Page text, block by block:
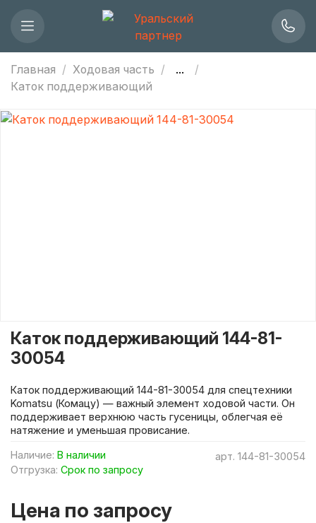
Главная Ходовая часть
...
Каток поддерживающий
арт. 144-81-30054
Наличие: В наличии
Отгрузка: Срок по запросу
Каток поддерживающий 144-81-
30054
Цена по запросу
Каток поддерживающий 144-81-30054 для спецтехники
Komatsu (Комацу) — важный элемент ходовой части. Он
поддерживает верхнюю часть гусеницы, облегчая её
натяжение и уменьшая провисание.